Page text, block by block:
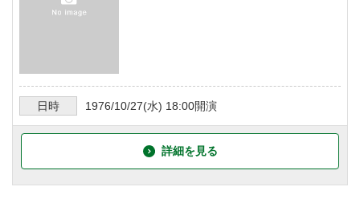
日時 1976/10/27(水) 18:00開演
詳細を見る